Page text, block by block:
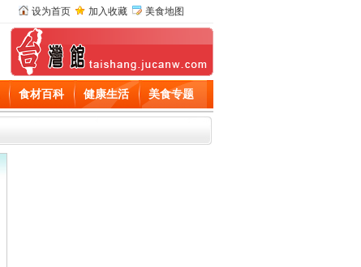
设为首页 加入收藏 美食地图
食材百科 健康生活 美食专题